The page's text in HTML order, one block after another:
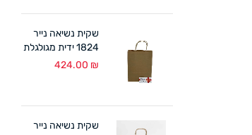
שקית נשיאה נייר
1824 ידית מגולגלת
טבעי (300 יח')424.00 ₪
שקית נשיאה נייר